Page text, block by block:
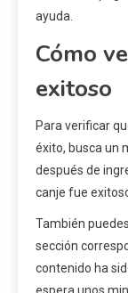
ayuda.
Cómo
exitoso
Para verificar
éxito, busca un
después de
canje fue
También
sección
contenido ha